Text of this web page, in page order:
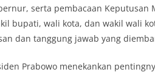
serta pembacaan Keputusan
bupati, wali kota, dan wakil wali
dan tanggung jawab yang
Prabowo menekankan